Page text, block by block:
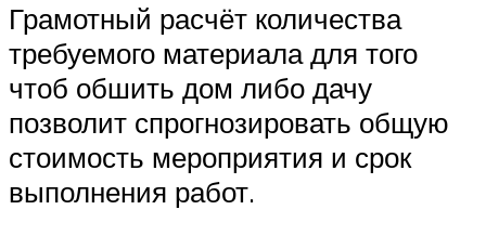
Грамотный расчёт количества
требуемого материала для того
чтоб обшить дом либо дачу
позволит спрогнозировать общую
стоимость мероприятия и срок
выполнения работ.